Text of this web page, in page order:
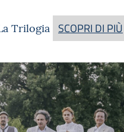
Trilogia
SCOPRI DI PIÙ